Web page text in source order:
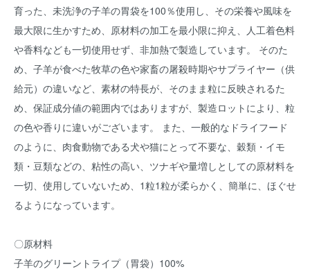
育った、未洗浄の子羊の胃袋を100％使用し、その栄養や風味を
最大限に生かすため、原材料の加工を最小限に抑え、人工着色料
や香料なども一切使用せず、非加熱で製造しています。 そのた
め、子羊が食べた牧草の色や家畜の屠殺時期やサプライヤー（供
給元）の違いなど、素材の特長が、そのまま粒に反映されるた
め、保証成分値の範囲内ではありますが、製造ロットにより、粒
の色や香りに違いがございます。 また、一般的なドライフード
のように、肉食動物である犬や猫にとって不要な、穀類・イモ
類・豆類などの、粘性の高い、ツナギや量増しとしての原材料を
一切、使用していないため、1粒1粒が柔らかく、簡単に、ほぐせ
るようになっています。
〇原材料
子羊のグリーントライプ（胃袋）100%